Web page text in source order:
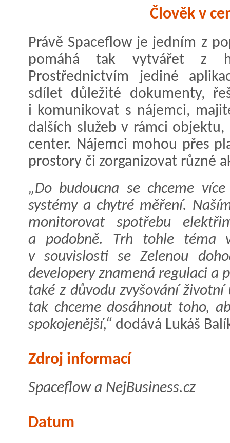
Člověk v
Právě Spaceflow je jedním z
pomáhá tak vytvářet z
Prostřednictvím jediné
sdílet důležité dokumenty,
i komunikovat s nájemci,
dalších služeb v rámci
center. Nájemci mohou přes
prostory či zorganizovat různé
„Do budoucna se chceme
systémy a chytré měření.
monitorovat spotřebu
a podobně. Trh tohle téma
v souvislosti se Zelenou
developery znamená regulaci a
také z důvodu zvyšování životní
tak chceme dosáhnout toho,
spokojenější,“ dodává Lukáš
Zdroj informací
Spaceflow a NejBusiness.cz
Datum